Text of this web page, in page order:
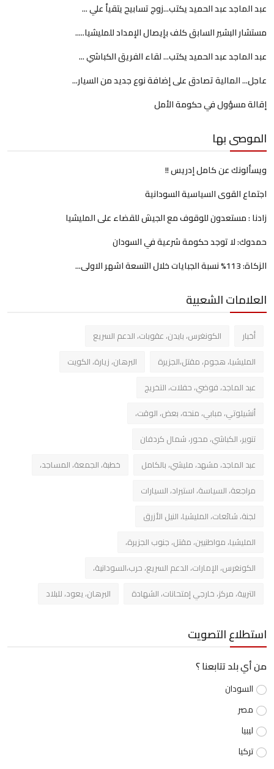
عبد الماجد عبد الحميد يكتب...زوج تسابيح يتقيأ علي ...
مستشار البشير السابق كلف بإيصال الإمداد للمليشيا.....
عبد الماجد عبد الحميد يكتب... لقاء الفريق الكباشي ...
عاجل... المالية تصادق على إضافة نوع جديد من السيار...
إقالة مسؤول في حكومة الأمل
الموصى بها
ويسألونك عن كامل إدريس !!
اجتماع القوى السياسية السودانية
زادنا : مستعدون للوقوف مع الجيش للقضاء على المليشيا
حمدوك: لا توجد حكومة شرعية في السودان
الزكاة: 113% نسبة الجبايات خلال التسعة اشهر الاولى...
العلامات الشعبية
أخبار
الكونغرس، بايدن، عقوبات، الدعم السريع
المليشيا، هجوم، مقتل،الجزيرة
البرهان، زيارة، الكويت
عبد الماجد، فوضي، حفلات، التخريج
أنشيلوتي، مبابي، منحه، بعض، الوقت،
تنوير، الكباشي، محور، شمال كردفان
عبد الماجد، مشهد، مليشي، بالكامل
خطبة، الجمعة، المساجد،
مراجعة، السياسة، استيراد، السيارات
لجنة، شائعات، المليشيا، النيل الأزرق
المليشيا، مواطنيين، مقتل، جنوب الجزيرة،
الكونغرس، الإمارات، الدعم السريع، حرب،السودانية،
التربية، مركز، خارجي إمتحانات، الشهادة
البرهان، يعود، للبلاد
استطلاع التصويت
من أي بلد تتابعنا ؟
السودان
مصر
ليبيا
تركيا